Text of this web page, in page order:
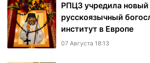
РПЦЗ учредила новый
русскоязычный
институт в Европе
07 Августа 18:13